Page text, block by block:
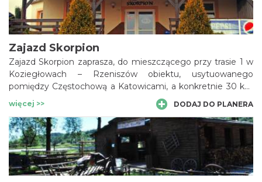
komunię, chrzciny i inne przyjęcia okolicznościowe, a także
konferencję i spotkanie biznesowe.
Zajazd Skorpion
Zajazd Skorpion zaprasza, do mieszczącego przy trasie 1 w
Koziegłowach – Rzeniszów obiektu, usytuowanego
pomiędzy Częstochową a Katowicami, a konkretnie 30 km
od Częstochowy i 40 km od Katowic. Jadąc trasą, zawsze
można się u nas zatrzymać aby odpocząć, zjeść coś
smacznego z oferty naszej kuchni. Zajazd Skorpion czynny
jest 24 godziny na dobę, 7 dni w tygodniu.
więcej >> DODAJ DO PLANERA